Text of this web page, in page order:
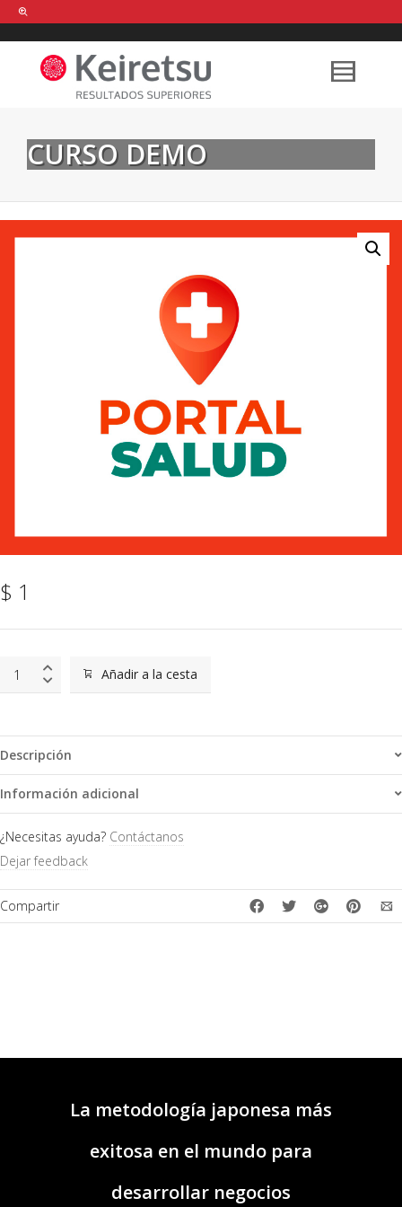
Help me Dante! I'm looking for new
shirts in a size medium
that cost
between £ . Show me all the
CURSO DEMO
$ 1
demo
Añadir a la cesta
Descripción
Información adicional
¿Necesitas ayuda? Contáctanos
Dejar feedback
Compartir
La metodología japonesa más
exitosa en el mundo para
desarrollar negocios